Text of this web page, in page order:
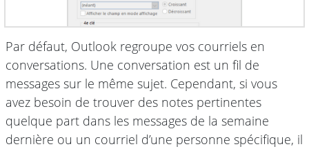
Par défaut, Outlook regroupe vos courriels en
conversations. Une conversation est un fil de
messages sur le même sujet. Cependant, si vous
avez besoin de trouver des notes pertinentes
quelque part dans les messages de la semaine
dernière ou un courriel d’une personne spécifique, il